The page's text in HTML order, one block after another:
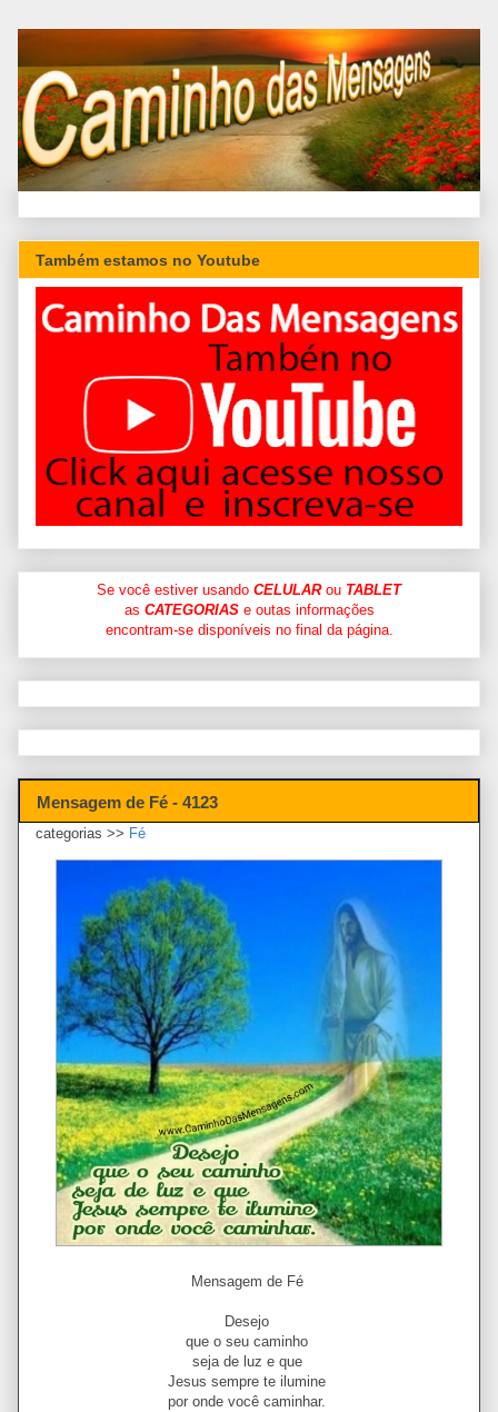
Também estamos no Youtube
Se você estiver usando CELULARou TABLET
as CATEGORIASe outas informações
encontram-se disponíveis no final da página.
Mensagem de Fé - 4123
categorias >> Fé
Mensagem de Fé
Desejo
que o seu caminho
seja de luz e que
Jesus sempre te ilumine
por onde você caminhar.